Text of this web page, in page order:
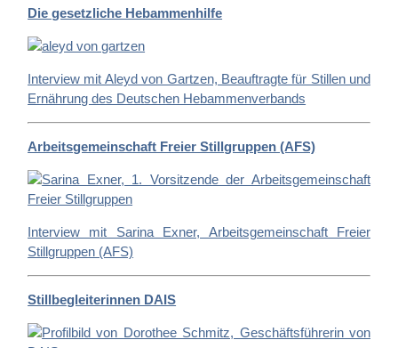
Die gesetzliche Hebammenhilfe
Interview mit Aleyd von Gartzen, Beauftragte für Stillen und
Ernährung des Deutschen Hebammenverbands
Arbeitsgemeinschaft Freier Stillgruppen (AFS)
Interview mit Sarina Exner, Arbeitsgemeinschaft Freier
Stillgruppen (AFS)
Stillbegleiterinnen DAIS